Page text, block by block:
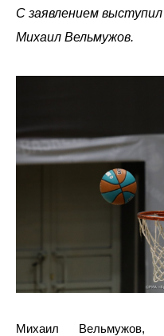
С заявлением
Михаил Вельмужов.
Михаил Вельмужов,